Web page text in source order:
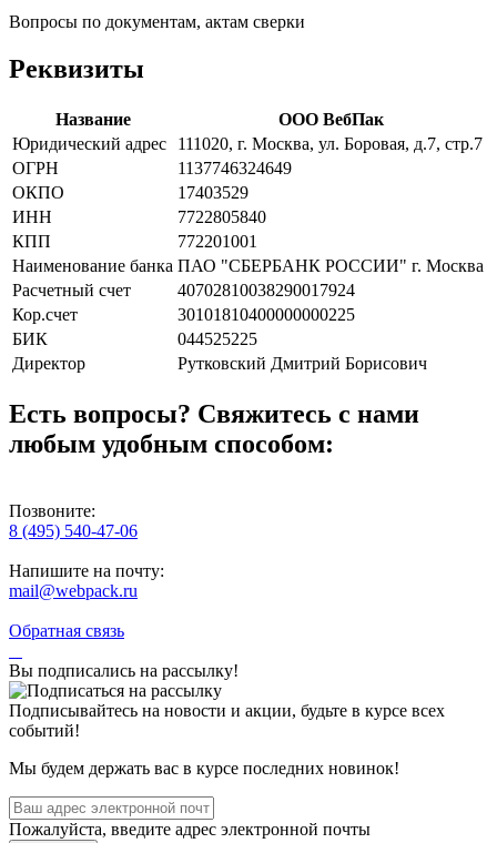
Вопросы по документам, актам сверки
Реквизиты
Название
ООО ВебПак
Юридический адрес
111020, г. Москва, ул. Боровая, д.7, стр.7
ОГРН
1137746324649
ОКПО
17403529
ИНН
7722805840
КПП
772201001
Наименование банка ПАО "СБЕРБАНК РОССИИ" г. Москва
Расчетный счет
40702810038290017924
Кор.счет
30101810400000000225
БИК
044525225
Директор
Рутковский Дмитрий Борисович
Есть вопросы? Свяжитесь с нами
любым удобным способом:
Позвоните:
8 (495) 540-47-06
Напишите на почту:
mail@webpack.ru
Обратная связь
Вы подписались на рассылку!
Подписывайтесь на новости и акции, будьте в курсе всех
событий!
Мы будем держать вас в курсе последних новинок!
Пожалуйста, введите адрес электронной почты